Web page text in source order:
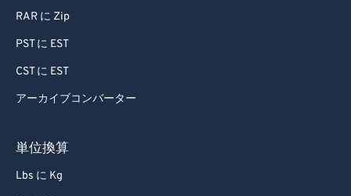
RAR に Zip
PST に EST
CST に EST
アーカイブコンバーター
単位換算
Lbs に Kg